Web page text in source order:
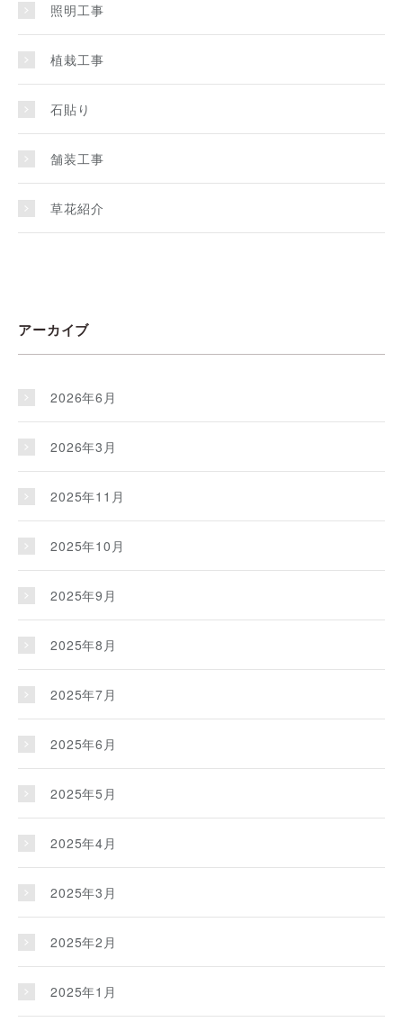
照明工事
植栽工事
石貼り
舗装工事
草花紹介
アーカイブ
2026年6月
2026年3月
2025年11月
2025年10月
2025年9月
2025年8月
2025年7月
2025年6月
2025年5月
2025年4月
2025年3月
2025年2月
2025年1月